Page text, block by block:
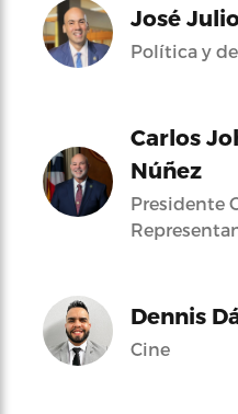
José
Política y
Carlos
Núñez
Presidente
Dennis
Cine